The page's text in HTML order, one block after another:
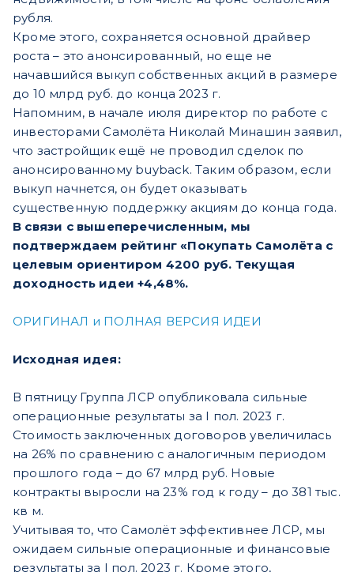
рубля.
Кроме этого, сохраняется основной драйвер
роста – это анонсированный, но еще не
начавшийся выкуп собственных акций в размере
до 10 млрд руб. до конца 2023 г.
Напомним, в начале июля директор по работе с
инвесторами Самолёта Николай Минашин заявил,
что застройщик ещё не проводил сделок по
анонсированному buyback. Таким образом, если
выкуп начнется, он будет оказывать
существенную поддержку акциям до конца года.
В связи с вышеперечисленным, мы
подтверждаем рейтинг «Покупать Самолёта с
целевым ориентиром 4200 руб. Текущая
доходность идеи +4,48%.
ОРИГИНАЛ и ПОЛНАЯ ВЕРСИЯ ИДЕИ
Исходная идея:
В пятницу Группа ЛСР опубликовала сильные
операционные результаты за I пол. 2023 г.
Стоимость заключенных договоров увеличилась
на 26% по сравнению с аналогичным периодом
прошлого года – до 67 млрд руб. Новые
контракты выросли на 23% год к году – до 381 тыс.
кв м.
Учитывая то, что Самолёт эффективнее ЛСР, мы
ожидаем сильные операционные и финансовые
результаты за I пол. 2023 г. Кроме этого,